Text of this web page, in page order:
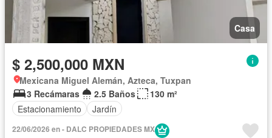
Casa
$ 2,500,000 MXN
Mexicana Miguel Alemán, Azteca, Tuxpan
3 Recámaras
2.5 Baños
130 m²
Estacionamiento
Jardín
22/06/2026 en - DALC PROPIEDADES MX